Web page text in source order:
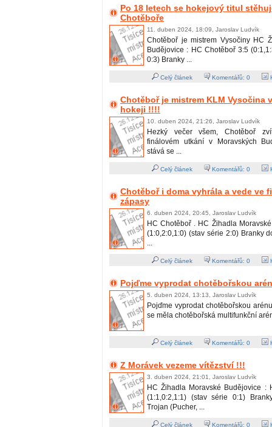
Po 18 letech se hokejový titul
Chotěboře
11. duben 2024, 18:09, Jaroslav Ludvík
Chotěboř je mistrem Vysočiny HC
Budějovice : HC Chotěboř 3:5
0:3) Branky ...
Celý článek Komentářů: 0
Chotěboř je mistrem KLM Vysočina
hokeji !!!!
10. duben 2024, 21:26, Jaroslav Ludvík
Hezký večer všem, Chotěboř
finálovém utkání v Moravských
stává se ...
Celý článek Komentářů: 0
Chotěboř i doma vyhrála a vede ve
zápasy
6. duben 2024, 20:45, Jaroslav Ludvík
HC Chotěboř . HC Žihadla
(1:0,2:0,1:0) (stav série 2:0) Branky
...
Celý článek Komentářů: 0
Pojďme vyprodat chotěbořskou
5. duben 2024, 13:13, Jaroslav Ludvík
Pojďme vyprodat chotěbořskou
se měla chotěbořská multifunkční
Celý článek Komentářů: 0
Z Morávek vezeme vítězství !!!
3. duben 2024, 21:01, Jaroslav Ludvík
HC Žihadla Moravské Budějovice :
(1:1,0:2,1:1) (stav série 0:1)
Trojan (Pucher, ...
Celý článek Komentářů: 0